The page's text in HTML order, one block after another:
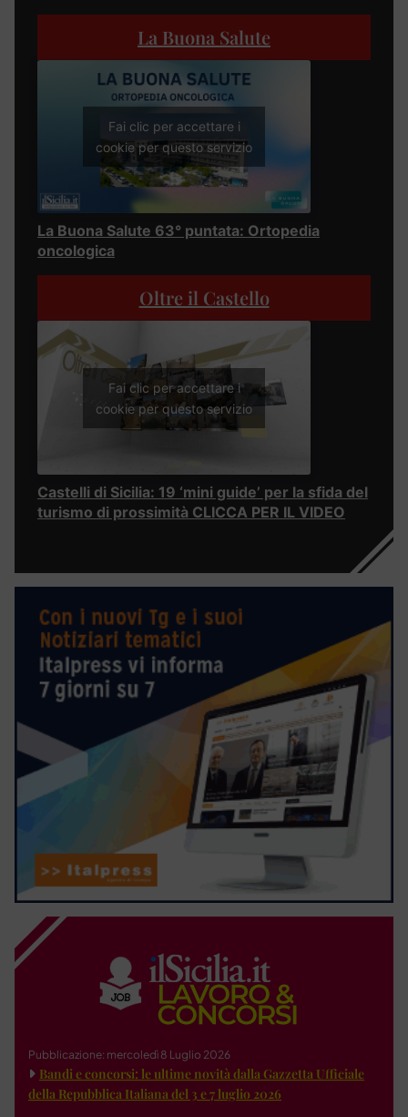
La Buona Salute
Fai clic per accettare i
cookie per questo servizio
La Buona Salute 63° puntata: Ortopedia
oncologica
Oltre il Castello
Fai clic per accettare i
cookie per questo servizio
Castelli di Sicilia: 19 ‘mini guide’ per la sfida del
turismo di prossimità CLICCA PER IL VIDEO
Pubblicazione: mercoledì 8 Luglio 2026
Bandi e concorsi: le ultime novità dalla Gazzetta Ufficiale
della Repubblica Italiana del 3 e 7 luglio 2026